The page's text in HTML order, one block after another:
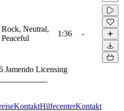
Rock, Neutral,
Peaceful
1:36 -
Jamendo Licensing
KontaktHilfecenterKontakt